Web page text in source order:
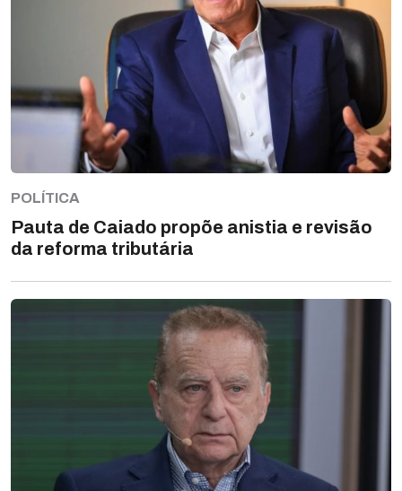
POLÍTICA
Pauta de Caiado propõe anistia e revisão
da reforma tributária